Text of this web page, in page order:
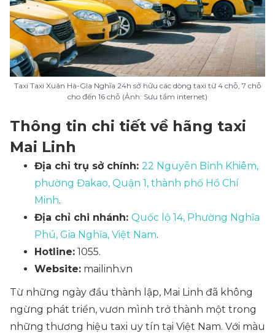
Taxi Taxi Xuân Hà-Gia Nghĩa 24h sở hữu các dòng taxi từ 4 chỗ, 7 chỗ
cho đến 16 chỗ (Ảnh: Sưu tầm internet)
Thông tin chi tiết về hãng taxi
Mai Linh
Địa chỉ trụ sở chính: 22 Nguyễn Bỉnh Khiêm,
phường Đakao, Quận 1, thành phố Hồ Chí
Minh.
Địa chỉ chi nhánh: Quốc lộ 14, Phường Nghĩa
Phú, Gia Nghĩa, Việt Nam.
Hotline: 1055.
Website: mailinh.vn
Từ những ngày đầu thành lập, Mai Linh đã không
ngừng phát triển, vươn mình trở thành một trong
những thương hiệu taxi uy tín tại Việt Nam. Với màu